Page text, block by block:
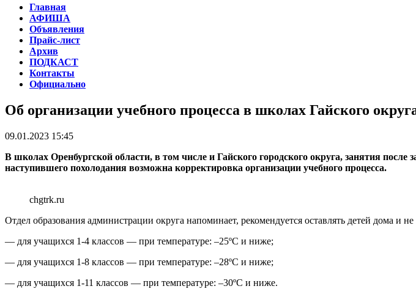
Главная
АФИША
Объявления
Прайс-лист
Архив
ПОДКАСТ
Контакты
Официально
Об организации учебного процесса в школах Гайского
09.01.2023 15:45
В школах Оренбургской области, в том числе и Гайского городского округа, занятия
наступившего похолодания возможна корректировка организации учебного процесса.
chgtrk.ru
Отдел образования администрации округа напоминает, рекомендуется оставлять детей дома и
— для учащихся 1-4 классов — при температуре: –25ºС и ниже;
— для учащихся 1-8 классов — при температуре: –28ºС и ниже;
— для учащихся 1-11 классов — при температуре: –30ºС и ниже.